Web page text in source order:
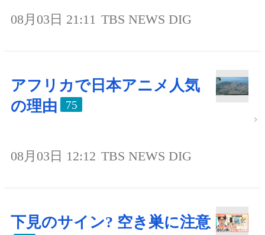
08月03日 21:11 TBS NEWS DIG
アフリカで日本アニメ人気
の理由
75
08月03日 12:12 TBS NEWS DIG
下見のサイン? 空き巣に注意